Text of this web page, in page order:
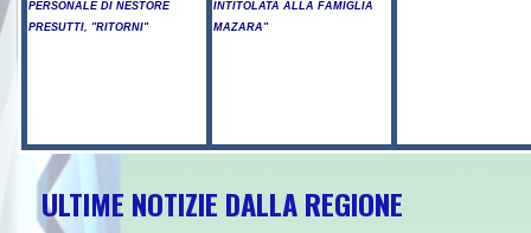
PERSONALE DI NESTORE
PRESUTTI, "RITORNI"
INTITOLATA ALLA FAMIGLIA
MAZARA"
ULTIME NOTIZIE DALLA REGIONE